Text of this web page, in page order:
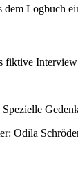
dem Logbuch
fiktive Interview
Odila